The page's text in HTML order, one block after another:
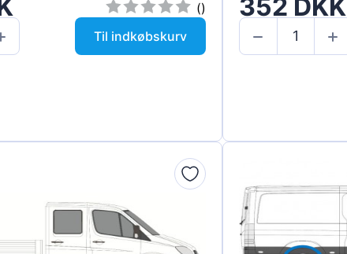
()
Til indkøbskurv
352 DKK